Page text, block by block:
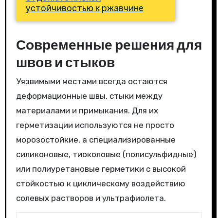
устойчивостью к ржавчине
Современные решения для
швов и стыков
Уязвимыми местами всегда остаются
деформационные швы, стыки между
материалами и примыкания. Для их
герметизации используются не просто
морозостойкие, а специализированные
силиконовые, тиоколовые (полисульфидные)
или полиуретановые герметики с высокой
стойкостью к циклическому воздействию
солевых растворов и ультрафиолета.